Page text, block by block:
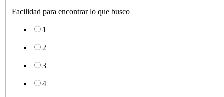
Facilidad para encontrar lo que busco
1
2
3
4